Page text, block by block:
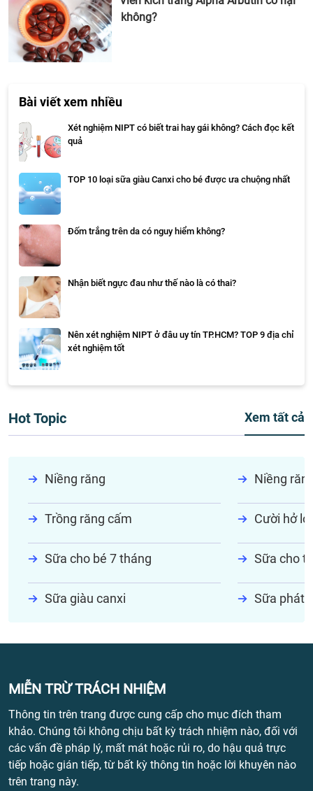
không?
Bài viết xem nhiều
Xét nghiệm NIPT có biết trai hay gái không? Cách đọc kết
quả
TOP 10 loại sữa giàu Canxi cho bé được ưa chuộng nhất
Đốm trắng trên da có nguy hiểm không?
Nhận biết ngực đau như thế nào là có thai?
Nên xét nghiệm NIPT ở đâu uy tín TP.HCM? TOP 9 địa chỉ
xét nghiệm tốt
Hot Topic Xem tất cả
Niềng răng Niềng
Trồng răng cấm Cười hở lợi
Sữa cho bé 7 tháng Sữa cho
Sữa giàu canxi Sữa phát
MIỄN TRỪ TRÁCH NHIỆM
Thông tin trên trang được cung cấp cho mục đích tham
khảo. Chúng tôi không chịu bất kỳ trách nhiệm nào, đối với
các vấn đề pháp lý, mất mát hoặc rủi ro, do hậu quả trực
tiếp hoặc gián tiếp, từ bất kỳ thông tin hoặc lời khuyên nào
trên trang này.